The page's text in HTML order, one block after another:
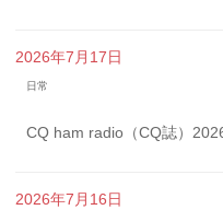
2026年7月17日
日常
CQ ham radio（CQ誌）
2026年7月16日